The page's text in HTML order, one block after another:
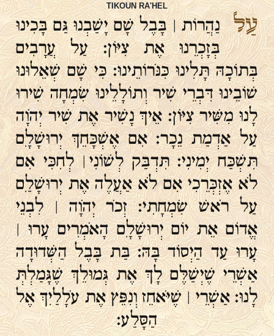
TIKOUN RA'HEL
עַלנַהֲרוֹת ׀ בָּבֶל שָׁם יָשַׁבְנוּ גַּם בָּכִינוּ
בְּזָכְרֵנוּ אֶת צִיּוֹן׃ עַל עֲרָבִים
בְּתוֹכָהּ תָּלִינוּ כִּנֹּרוֹתֵינוּ׃ כִּי שָׁם שְׁאֵלוּנוּ
שׁוֹבֵינוּ דִּבְרֵי שִׁיר וְתוֹלָלֵינוּ שִׂמְחָה שִׁירוּ
לָנוּ מִשִּׁיר צִיּוֹן׃ אֵיךְ נָשִׁיר אֶת שִׁיר יְהֹוָה
עַל אַדְמַת נֵכָר׃ אִם אֶשְׁכָּחֵךְ יְרוּשָׁלָ‍ִם
תִּשְׁכַּח יְמִינִי׃ תִּדְבַּק לְשׁוֹנִי ׀ לְחִכִּי אִם
לֹא אֶזְכְּרֵכִי אִם לֹא אַעֲלֶה אֶת יְרוּשָׁלַ‍ִם
עַל רֹאשׁ שִׂמְחָתִי׃ זְכֹר יְהֹוָה ׀ לִבְנֵי
אֱדוֹם אֵת יוֹם יְרוּשָׁלָ‍ִם הָאֹמְרִים עָרוּ ׀
עָרוּ עַד הַיְסוֹד בָּהּ׃ בַּת בָּבֶל הַשְּׁדוּדָה
אַשְׁרֵי שֶׁיְשַׁלֶּם לָךְ אֶת גְּמוּלֵךְ שֶׁגָּמַלְתְּ
לָנוּ׃ אַשְׁרֵי ׀ שֶׁיֹּאחֵז וְנִפֵּץ אֶת עֹלָלַיִךְ אֶל
הַסָּלַע׃